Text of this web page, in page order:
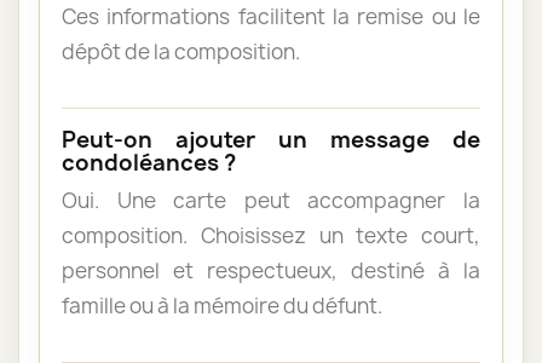
Ces informations facilitent la remise ou le
dépôt de la composition.
Peut-on ajouter un message de
condoléances ?
Oui. Une carte peut accompagner la
composition. Choisissez un texte court,
personnel et respectueux, destiné à la
famille ou à la mémoire du défunt.